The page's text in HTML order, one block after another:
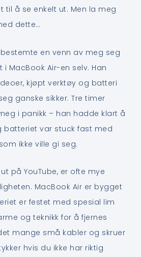
til å se enkelt ut. Men la meg
dette…
en venn av meg seg
MacBook Air-en selv. Han
kjøpt verktøy og batteri
ganske sikker. Tre timer
i panikk – han hadde klart å
batteriet var stuck fast med
ikke ville gi seg.
på YouTube, er ofte mye
MacBook Air er bygget
er festet med spesial lim
og teknikk for å fjernes
mange små kabler og skruer
hvis du ikke har riktig